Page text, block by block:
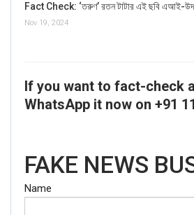
Fact Check: ‘তরুণ’ রতন টাটার এই ছবি এআই-
Nov 19, 2024
If you want to fact-check
WhatsApp it now on +91
FAKE NEWS
Name